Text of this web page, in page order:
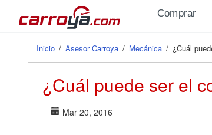
Pasar al contenido principal
Comprar
Se encuentra usted aquí
Inicio / Asesor Carroya / Mecánica / ¿Cuál
¿Cuál puede ser el
Mar 20, 2016